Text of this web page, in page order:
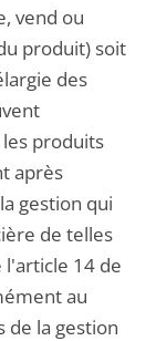
vend ou
produit) soit
des
produits
après
gestion qui
de telles
l'article 14 de
au
de la gestion